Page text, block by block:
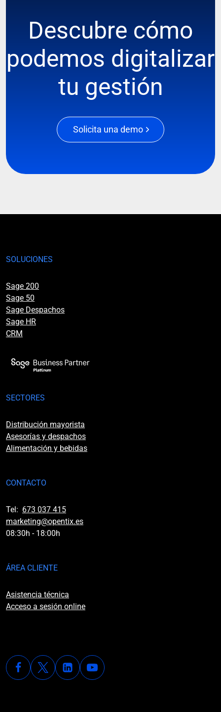
Descubre cómo
podemos digitalizar
tu gestión
Solicita una demo
SOLUCIONES
Sage 200
Sage 50
Sage Despachos
Sage HR
CRM
SECTORES
Distribución mayorista
Asesorías y despachos
Alimentación y bebidas
CONTACTO
Tel: 673 037 415
marketing@opentix.es
08:30h - 18:00h
ÁREA CLIENTE
Asistencia técnica
Acceso a sesión online